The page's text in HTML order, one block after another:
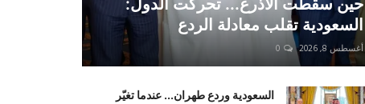
حين سقطت الأذرع... تحركت الدول:
السعودية تقلب معادلة الردع
أغسطس 8, 2026 0
السعودية وردع طهران... عندما تغيّر